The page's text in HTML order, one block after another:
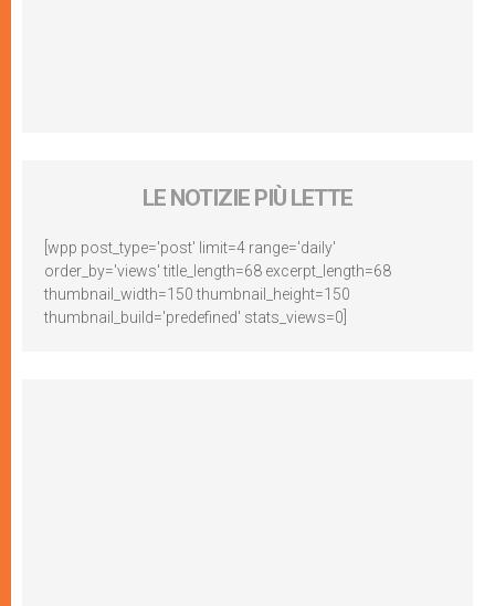
LE NOTIZIE PIÙ LETTE
[wpp post_type='post' limit=4 range='daily'
order_by='views' title_length=68 excerpt_length=68
thumbnail_width=150 thumbnail_height=150
thumbnail_build='predefined' stats_views=0]